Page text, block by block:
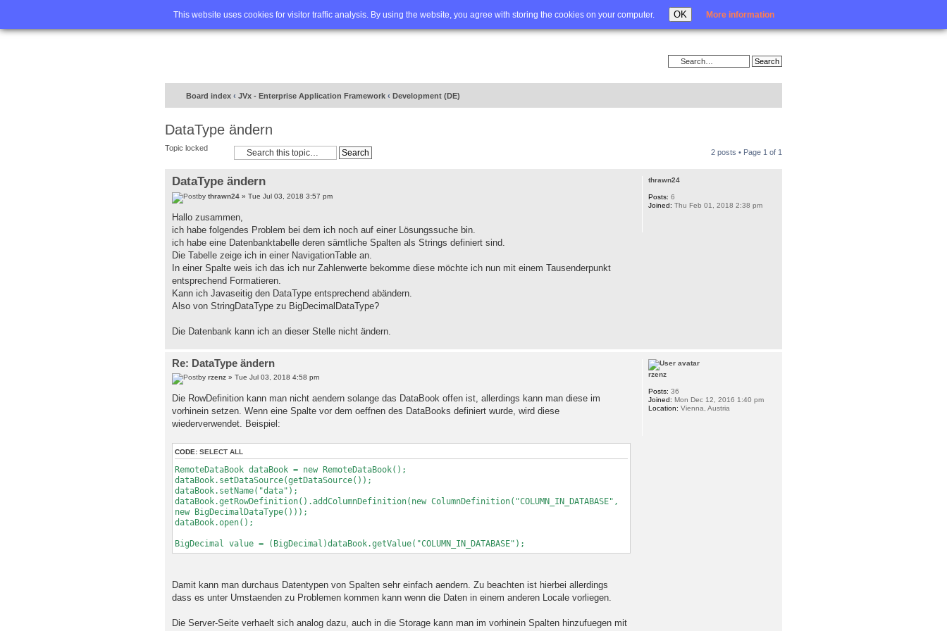
This website uses cookies for visitor traffic analysis. By using the website, you agree with storing the cookies on your computer. OK More information
Home FAQ Advanced search Login
Board index ‹ JVx - Enterprise Application Framework ‹ Development (DE)
DataType ändern
Topic locked 2 posts • Page 1 of 1
DataType ändern
by thrawn24 » Tue Jul 03, 2018 3:57 pm
Hallo zusammen,
ich habe folgendes Problem bei dem ich noch auf einer Lösungssuche bin.
ich habe eine Datenbanktabelle deren sämtliche Spalten als Strings definiert sind.
Die Tabelle zeige ich in einer NavigationTable an.
In einer Spalte weis ich das ich nur Zahlenwerte bekomme diese möchte ich nun mit einem Tausenderpunkt
entsprechend Formatieren.
Kann ich Javaseitig den DataType entsprechend abändern.
Also von StringDataType zu BigDecimalDataType?
Die Datenbank kann ich an dieser Stelle nicht ändern.
thrawn24
Posts: 6
Joined: Thu Feb 01, 2018 2:38 pm
Re: DataType ändern
by rzenz » Tue Jul 03, 2018 4:58 pm
Die RowDefinition kann man nicht aendern solange das DataBook offen ist, allerdings kann man diese im
vorhinein setzen. Wenn eine Spalte vor dem oeffnen des DataBooks definiert wurde, wird diese
wiederverwendet. Beispiel:
CODE: SELECT ALL
RemoteDataBook dataBook = new RemoteDataBook();
dataBook.setDataSource(getDataSource());
dataBook.setName("data");
dataBook.getRowDefinition().addColumnDefinition(new ColumnDefinition("COLUMN_IN_DATABASE",
new BigDecimalDataType()));
dataBook.open();
BigDecimal value = (BigDecimal)dataBook.getValue("COLUMN_IN_DATABASE");
Damit kann man durchaus Datentypen von Spalten sehr einfach aendern. Zu beachten ist hierbei allerdings
dass es unter Umstaenden zu Problemen kommen kann wenn die Daten in einem anderen Locale vorliegen.
Die Server-Seite verhaelt sich analog dazu, auch in die Storage kann man im vorhinein Spalten hinzufuegen mit
rzenz
Posts: 36
Joined: Mon Dec 12, 2016 1:40 pm
Location: Vienna, Austria